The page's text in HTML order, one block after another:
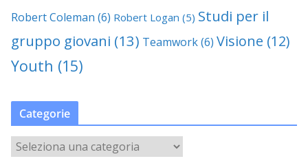
Robert Coleman (6) Robert Logan (5) Studi per il
gruppo giovani (13) Teamwork(6) Visione (12)
Youth (15)
Categorie